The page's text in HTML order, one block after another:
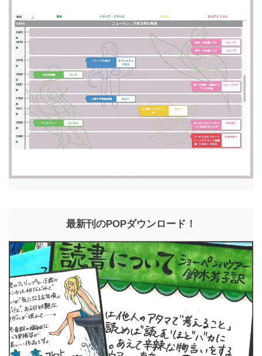
最新刊のPOPダウンロード！